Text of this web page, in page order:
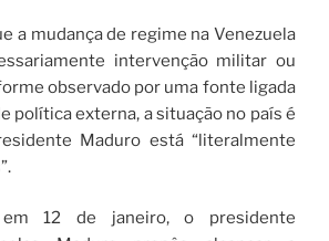
a mudança de regime na Venezuela
intervenção militar ou
observado por uma fonte ligada
política externa, a situação no país é
Maduro está “literalmente
em 12 de janeiro, o presidente